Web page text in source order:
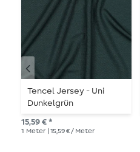
Tencel Jersey - Uni
Dunkelgrün
15,59 € *
1 Meter | 15,59 € / Meter